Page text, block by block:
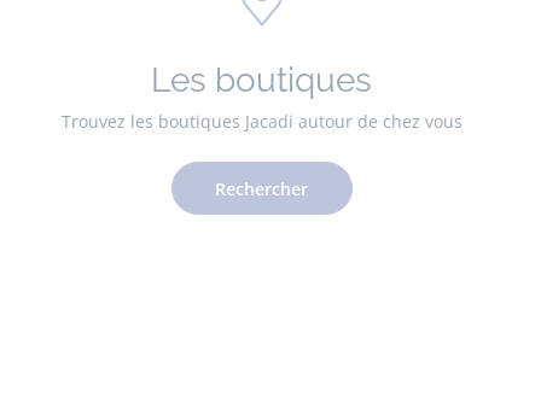
Les boutiques
Trouvez les boutiques Jacadi autour de chez vous
Rechercher